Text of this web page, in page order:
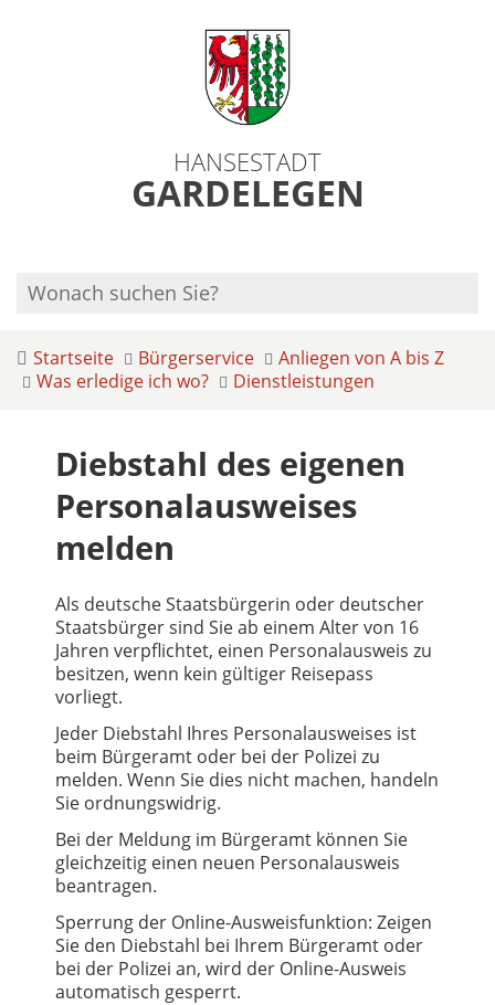
HANSESTADT
GARDELEGEN
Startseite Bürgerservice
Anliegen von A bis Z
Was erledige ich wo?
Dienstleistungen
Diebstahl des eigenen
Personalausweises
melden
Als deutsche Staatsbürgerin oder deutscher
Staatsbürger sind Sie ab einem Alter von 16
Jahren verpflichtet, einen Personalausweis zu
besitzen, wenn kein gültiger Reisepass
vorliegt.
Jeder Diebstahl Ihres Personalausweises ist
beim Bürgeramt oder bei der Polizei zu
melden. Wenn Sie dies nicht machen, handeln
Sie ordnungswidrig.
Bei der Meldung im Bürgeramt können Sie
gleichzeitig einen neuen Personalausweis
beantragen.
Sperrung der Online-Ausweisfunktion: Zeigen
Sie den Diebstahl bei Ihrem Bürgeramt oder
bei der Polizei an, wird der Online-Ausweis
automatisch gesperrt.